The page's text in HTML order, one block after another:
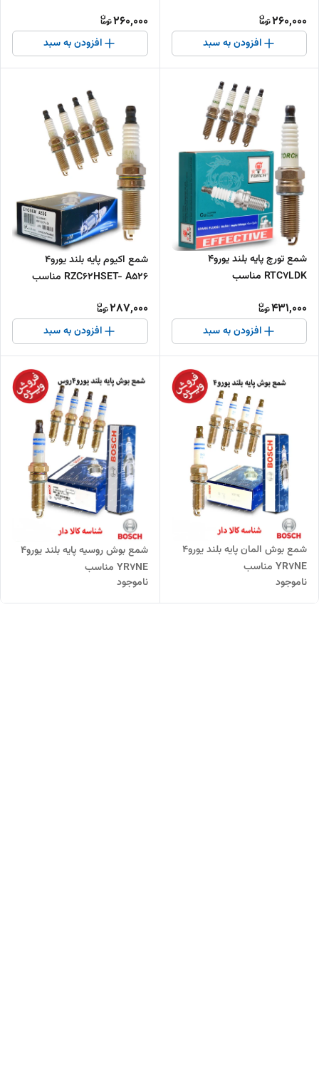
260,000
افزودن به سبد
260,000
افزودن به سبد
شمع تورچ پایه بلند یورو4
RTC7LDK مناسب
431,000
افزودن به سبد
شمع اکیوم پایه بلند یورو4
RZC62HSET- A526 مناسب
287,000
افزودن به سبد
شمع بوش المان پایه بلند یورو4
YR7NE مناسب
ناموجود
شمع بوش روسیه پایه بلند یورو4
YR7NE مناسب
ناموجود